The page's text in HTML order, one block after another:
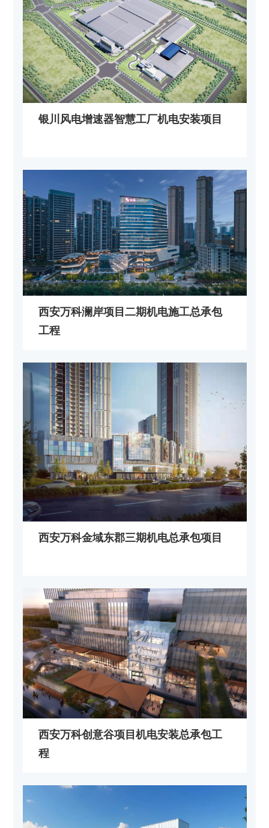
银川风电增速器智慧工厂机电安装项目
西安万科澜岸项目二期机电施工总承包
工程
西安万科金域东郡三期机电总承包项目
西安万科创意谷项目机电安装总承包工
程